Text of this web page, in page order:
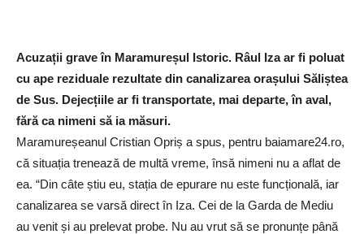
Acuzații grave în Maramureșul Istoric. Râul Iza ar fi poluat
cu ape reziduale rezultate din canalizarea orașului Săliștea
de Sus. Dejecțiile ar fi transportate, mai departe, în aval,
fără ca nimeni să ia măsuri.
Maramureșeanul Cristian Opriș a spus, pentru baiamare24.ro,
că situația trenează de multă vreme, însă nimeni nu a aflat de
ea. “Din câte știu eu, stația de epurare nu este funcțională, iar
canalizarea se varsă direct în Iza. Cei de la Garda de Mediu
au venit și au prelevat probe. Nu au vrut să se pronunțe până